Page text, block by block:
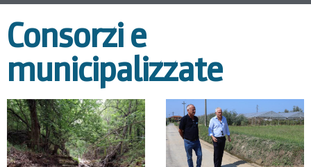
Consorzi e
municipalizzate